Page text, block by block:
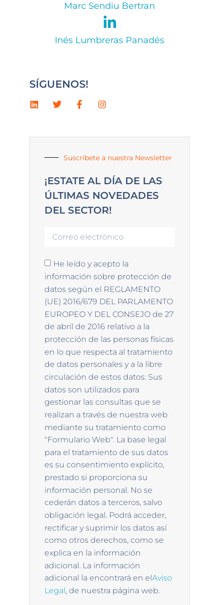
Marc Sendiu Bertran
Inés Lumbreras Panadés
SÍGUENOS!
Suscríbete a nuestra Newsletter
¡ESTATE AL DÍA DE LAS
ÚLTIMAS NOVEDADES
DEL SECTOR!
He leído y acepto la
información sobre protección de
datos según el REGLAMENTO
(UE) 2016/679 DEL PARLAMENTO
EUROPEO Y DEL CONSEJO de 27
de abril de 2016 relativo a la
protección de las personas físicas
en lo que respecta al tratamiento
de datos personales y a la libre
circulación de estos datos: Sus
datos son utilizados para
gestionar las consultas que se
realizan a través de nuestra web
mediante su tratamiento como
"Formulario Web". La base legal
para el tratamiento de sus datos
es su consentimiento explícito,
prestado si proporciona su
información personal. No se
cederán datos a terceros, salvo
obligación legal. Podrá acceder,
rectificar y suprimir los datos así
como otros derechos, como se
explica en la información
adicional. La información
adicional la encontrará en elAviso
Legal, de nuestra página web.